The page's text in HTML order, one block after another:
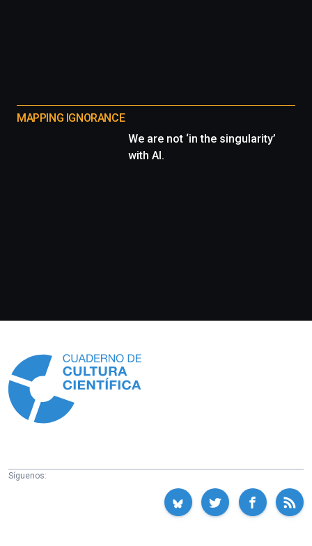
MAPPING IGNORANCE
We are not ‘in the singularity’
with AI.
Síguenos: